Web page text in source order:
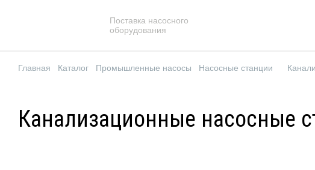
Поставка насосного
оборудования
Главная Каталог Промышленные насосы Насосные станции
Канализационные насосные